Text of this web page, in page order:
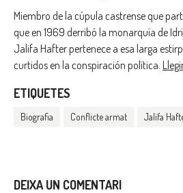
Miembro de la cúpula castrense que
que en 1969 derribó la monarquía de
Jalifa Hafter pertenece a esa larga
curtidos en la conspiración política.
ETIQUETES
Biografia Conflicte armat Jalifa
DEIXA UN COMENTARI